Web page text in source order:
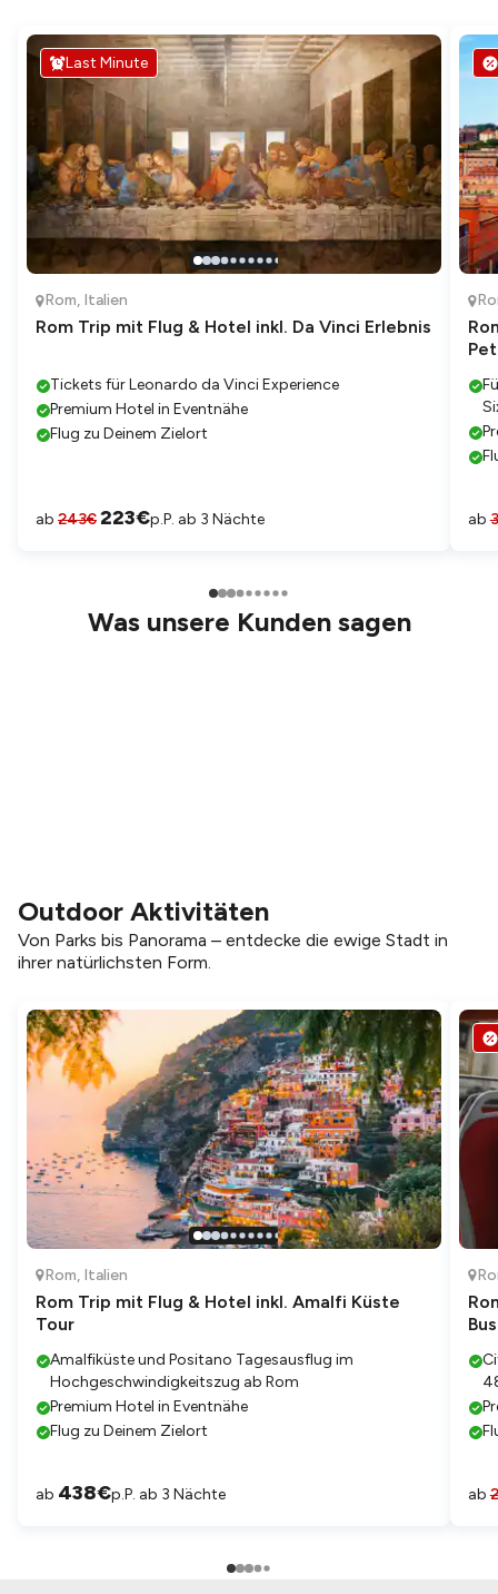
Last Minute
Rom, Italien
Rom Trip mit Flug & Hotel inkl. Da Vinci Erlebnis
Tickets für Leonardo da Vinci Experience
Premium Hotel in Eventnähe
Flug zu Deinem Zielort
ab 243€223€p.P. ab 3 Nächte ab
Was unsere Kunden sagen
Outdoor Aktivitäten
Von Parks bis Panorama – entdecke die ewige Stadt in
ihrer natürlichsten Form.
Rom, Italien
Rom Trip mit Flug & Hotel inkl. Amalfi Küste
Tour
Amalfiküste und Positano Tagesausflug im
Hochgeschwindigkeitszug ab Rom
Premium Hotel in Eventnähe
Flug zu Deinem Zielort
ab 438€p.P. ab 3 Nächte
Bus
ab